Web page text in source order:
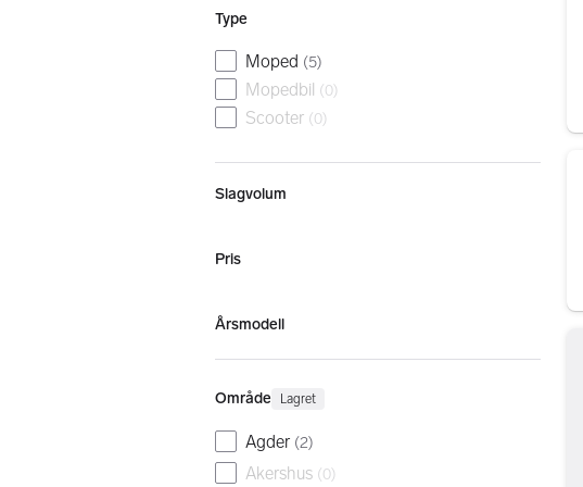
Type
Moped (5)
Mopedbil (0)
Scooter (0)
Slagvolum
Pris
Årsmodell
Område Lagret
Agder (2)
Akershus (0)